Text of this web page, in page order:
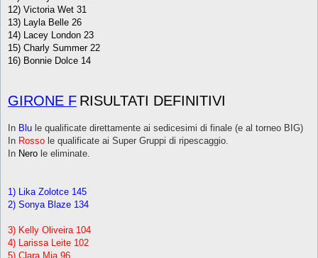
12) Victoria Wet 31
13) Layla Belle 26
14) Lacey London 23
15) Charly Summer 22
16) Bonnie Dolce 14
GIRONE F RISULTATI DEFINITIVI
In Blu le qualificate direttamente ai sedicesimi di finale (e al torneo BIG)
In Rosso le qualificate ai Super Gruppi di ripescaggio.
In Nero le eliminate.
1) Lika Zolotce 145
2) Sonya Blaze 134
3) Kelly Oliveira 104
4) Larissa Leite 102
5) Clara Mia 96